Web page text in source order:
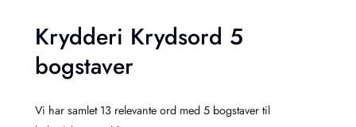
Krydderi Krydsord 5
bogstaver
Vi har samlet 13 relevante ord med 5 bogstaver til